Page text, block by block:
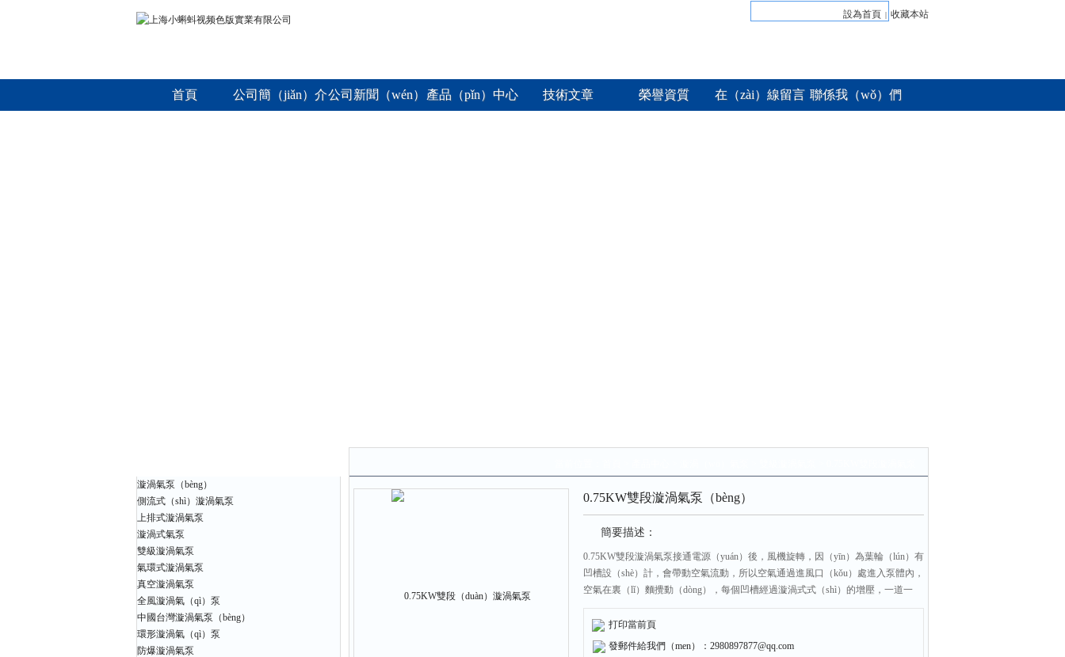
設為首頁 | 收藏本站
首頁 公司簡（jiǎn）介公司新聞（wén） 產品（pǐn）中心 技術文章 榮譽資質 在（zài）線留言 聯係我（wǒ）們
漩渦氣泵（bèng）
側流式（shì）漩渦氣泵
上排式漩渦氣泵
漩渦式氣泵
雙級漩渦氣泵
氣環式漩渦氣泵
真空漩渦氣泵
全風漩渦氣（qì）泵
中國台灣漩渦氣泵（bèng）
環形漩渦氣（qì）泵
防爆漩渦氣泵
0.75KW雙段漩渦氣泵（bèng）
簡要描述：
0.75KW雙段漩渦氣泵接通電源（yuán）後，風機旋轉，因（yīn）為葉輪（lún）有
凹槽設（shè）計，會帶動空氣流動，所以空氣通過進風口（kǒu）處進入泵體內，
空氣在裏（lǐ）麵攪動（dòng），每個凹槽經過漩渦式式（shì）的增壓，一道一
（yī）道的循環（huán）增壓（yā），終形成強大的氣流能量，通過出氣口排出泵
體（tǐ）外，以供使（shǐ）用。
打印當前頁
發郵件給我們（men）：2980897877@qq.com